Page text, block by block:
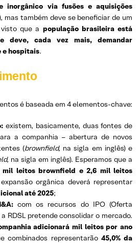
inorgânico via fusões e aquisições
mas também deve se beneficiar de um
que a população brasileira está
deve, cada vez mais, demandar
e hospitais.
é baseada em 4 elementos-chave:
existem, basicamente, duas fontes de
a companhia – abertura de novos
(brownfield, na sigla em inglês) e
na sigla em inglês). Esperamos que a
mil leitos brownfield e 2,6 mil leitos
orgânica deverá representar
até 2025;
com os recursos do IPO (Oferta
RDSL pretende consolidar o mercado.
adicionará mil leitos por ano
combinados representarão 45,0% da